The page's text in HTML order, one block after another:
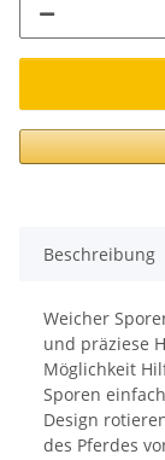
Beschreibung
Weicher
und präziese
Möglichkeit
Sporen
Design
des Pferdes